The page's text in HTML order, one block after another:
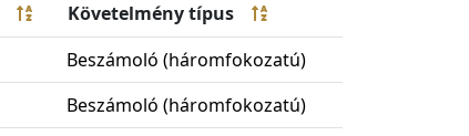
Követelmény típus
Beszámoló (háromfokozatú)
Beszámoló (háromfokozatú)